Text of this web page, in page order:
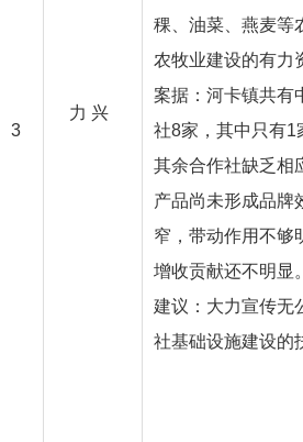
3
力 兴
稞、油菜、燕麦等
农牧业建设的有力
案据：河卡镇共有
社8家，其中只有1
其余合作社缺乏相
产品尚未形成品牌
窄，带动作用不够
增收贡献还不明显
建议：大力宣传无
社基础设施建设的